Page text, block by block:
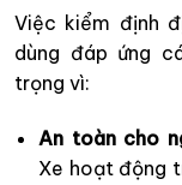
Việc kiểm định
dùng đáp ứng
trọng vì:
An toàn cho
Xe hoạt động